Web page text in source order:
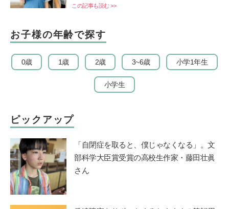
この記事も読む >>
お子様の年齢で探す
0歳 1歳 2歳 3~6歳 小学1年生
小学生
ピックアップ
「自閉症を取ると、僕じゃなくなる」。文
部科学大臣賞受賞の高校生作家・藤田壮眞
さん